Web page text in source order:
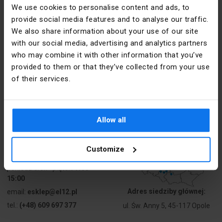
We use cookies to personalise content and ads, to
provide social media features and to analyse our traffic.
We also share information about your use of our site
with our social media, advertising and analytics partners
who may combine it with other information that you’ve
provided to them or that they’ve collected from your use
of their services.
Allow all
Customize
Kontakt
poniedziałek - piątek:7:00 -
17:00
email:info@el12.pl
poniedziałek - piątek:7:00 -
15:00
email: esklep@el12.pl
tel.: (+48) 609 697 377
Adres siedziby głównej:
ul. Św. Anny 5, 45-117 Opole